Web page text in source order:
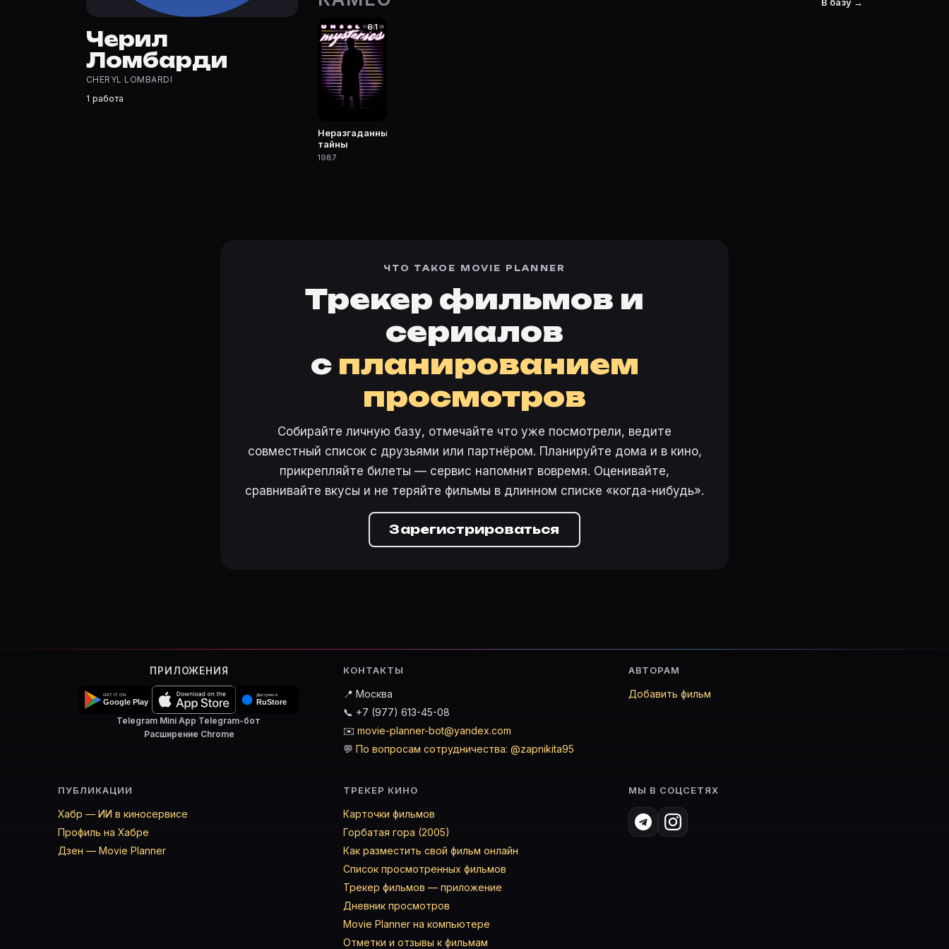
Где открыть фильмографию Черил Ломбарди?
На Movie Planner: https://movie-planner.ru/s/7177508 — фильмы, сериалы, роли и фото.
Черил
Ломбарди
CHERYL LOMBARDI
1 работа
6.1
Неразгаданные
тайны
1987
ЧТО ТАКОЕ MOVIE PLANNER
Трекер фильмов и
сериалов
с планированием
просмотров
Собирайте личную базу, отмечайте что уже посмотрели, ведите
совместный список с друзьями или партнёром. Планируйте дома и в кино,
прикрепляйте билеты — сервис напомнит вовремя. Оценивайте,
сравнивайте вкусы и не теряйте фильмы в длинном списке «когда-нибудь».
Зарегистрироваться
ПРИЛОЖЕНИЯ
Telegram Mini App·Telegram-бот·
Расширение Chrome
КОНТАКТЫ
📍 Москва
📞 +7 (977) 613-45-08
✉️ movie-planner-bot@yandex.com
💬 По вопросам сотрудничества: @zapnikita95
АВТОРАМ
Добавить фильм
ПУБЛИКАЦИИ
Хабр — ИИ в киносервисе
Профиль на Хабре
Дзен — Movie Planner
ТРЕКЕР КИНО
Карточки фильмов
Горбатая гора (2005)
Как разместить свой фильм онлайн
Список просмотренных фильмов
Трекер фильмов — приложение
Дневник просмотров
Movie Planner на компьютере
Отметки и отзывы к фильмам
МЫ В СОЦСЕТЯХ